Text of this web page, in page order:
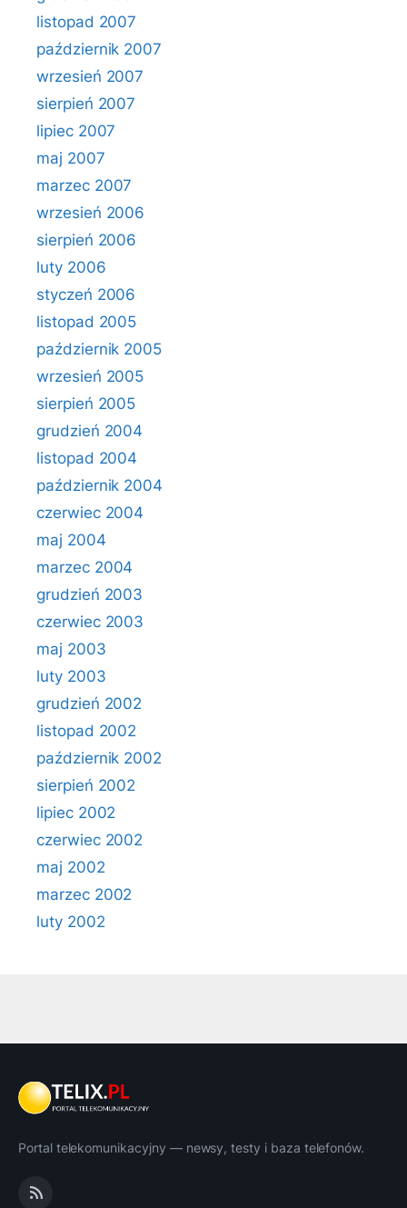
listopad 2007
październik 2007
wrzesień 2007
sierpień 2007
lipiec 2007
maj 2007
marzec 2007
wrzesień 2006
sierpień 2006
luty 2006
styczeń 2006
listopad 2005
październik 2005
wrzesień 2005
sierpień 2005
grudzień 2004
listopad 2004
październik 2004
czerwiec 2004
maj 2004
marzec 2004
grudzień 2003
czerwiec 2003
maj 2003
luty 2003
grudzień 2002
listopad 2002
październik 2002
sierpień 2002
lipiec 2002
czerwiec 2002
maj 2002
marzec 2002
luty 2002
Portal telekomunikacyjny — newsy, testy i baza telefonów.